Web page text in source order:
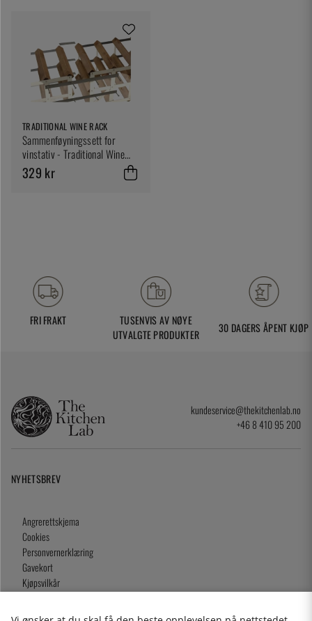
TRADITIONAL WINE RACK
Sammenføyningssett for
vinstativ - Traditional Wine
Racks Co
329 kr
FRI FRAKT
TUSENVIS AV NØYE
UTVALGTE PRODUKTER
30 DAGERS ÅPENT KJØP
kundeservice@thekitchenlab.no
+46 8 410 95 200
NYHETSBREV
Angrerettskjema
Cookies
Personvernerklæring
Gavekort
Kjøpsvilkår